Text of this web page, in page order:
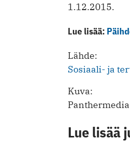
1.12.2015.
Lue lisää:
Lähde:
Sosiaali- ja
Kuva:
Panthermedia
Lue lisää